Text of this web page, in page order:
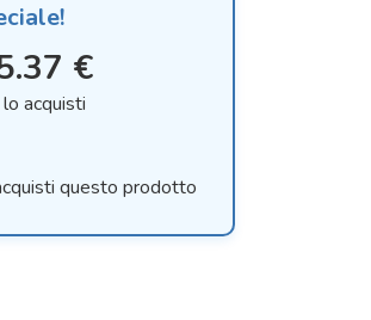
€
acquisti
questo prodotto